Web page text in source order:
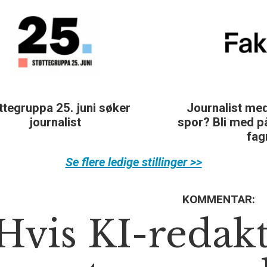
Journalist med teft for digitale
spor? Bli med på å bygge vårt nye
Se flere ledige stillinger >>
KOMMENTAR:
KI-